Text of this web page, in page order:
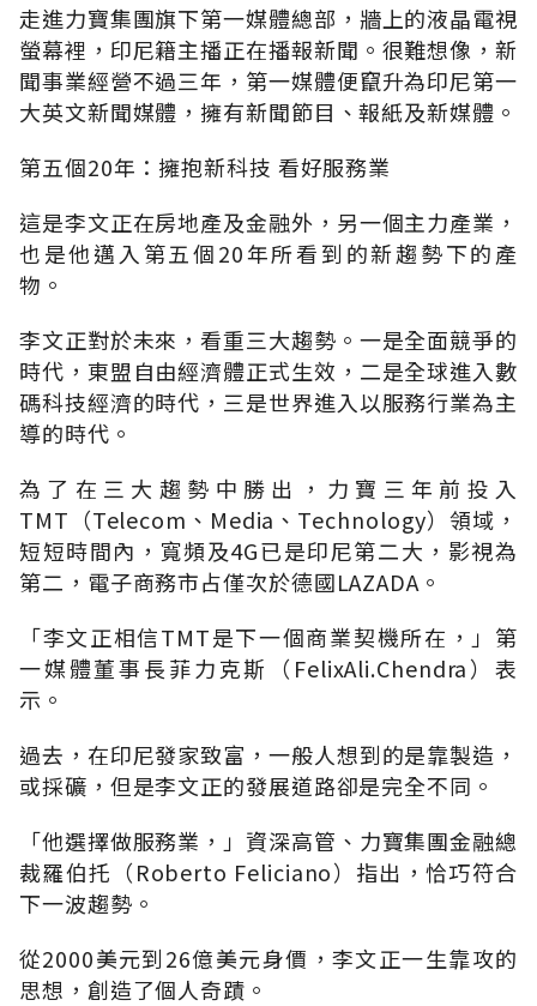
走進力寶集團旗下第一媒體總部，牆上的液晶電視
螢幕裡，印尼籍主播正在播報新聞。很難想像，新
聞事業經營不過三年，第一媒體便竄升為印尼第一
大英文新聞媒體，擁有新聞節目、報紙及新媒體。
第五個20年：擁抱新科技 看好服務業
這是李文正在房地產及金融外，另一個主力產業，
也是他邁入第五個20年所看到的新趨勢下的產
物。
李文正對於未來，看重三大趨勢。一是全面競爭的
時代，東盟自由經濟體正式生效，二是全球進入數
碼科技經濟的時代，三是世界進入以服務行業為主
導的時代。
為了在三大趨勢中勝出，力寶三年前投入
TMT（Telecom、Media、Technology）領域，
短短時間內，寬頻及4G已是印尼第二大，影視為
第二，電子商務市占僅次於德國LAZADA。
「李文正相信TMT是下一個商業契機所在，」第
一媒體董事長菲力克斯（FelixAli.Chendra）表
示。
過去，在印尼發家致富，一般人想到的是靠製造，
或採礦，但是李文正的發展道路卻是完全不同。
「他選擇做服務業，」資深高管、力寶集團金融總
裁羅伯托（Roberto Feliciano）指出，恰巧符合
下一波趨勢。
從2000美元到26億美元身價，李文正一生靠攻的
思想，創造了個人奇蹟。